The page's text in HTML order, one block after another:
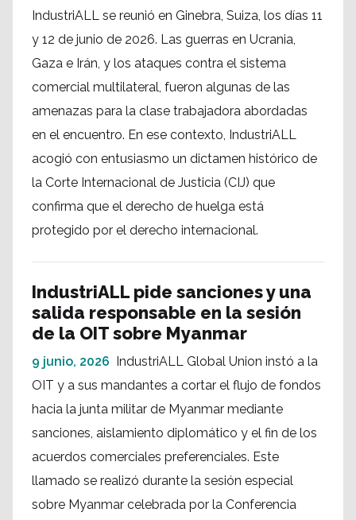
IndustriALL se reunió en Ginebra, Suiza, los días 11
y 12 de junio de 2026. Las guerras en Ucrania,
Gaza e Irán, y los ataques contra el sistema
comercial multilateral, fueron algunas de las
amenazas para la clase trabajadora abordadas
en el encuentro. En ese contexto, IndustriALL
acogió con entusiasmo un dictamen histórico de
la Corte Internacional de Justicia (CIJ) que
confirma que el derecho de huelga está
protegido por el derecho internacional.
IndustriALL pide sanciones y una
salida responsable en la sesión
de la OIT sobre Myanmar
9 junio, 2026 IndustriALL Global Union instó a la
OIT y a sus mandantes a cortar el flujo de fondos
hacia la junta militar de Myanmar mediante
sanciones, aislamiento diplomático y el fin de los
acuerdos comerciales preferenciales. Este
llamado se realizó durante la sesión especial
sobre Myanmar celebrada por la Conferencia